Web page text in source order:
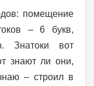
помещение
– 6 букв,
Знатоки вот
знают ли они,
– строил в